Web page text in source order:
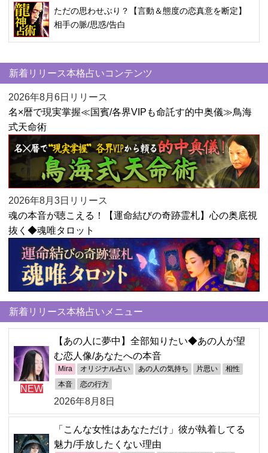
ただの思わせぶり？【言動＆態度の恋真意を断定】
相手の脈/思惑/告白
新着リリース本格占いコンテンツ
2026年8月6日リリース
名×暦で現実掌握≪国賓/各界VIPも命託す的中奥儀≫鳥海
式天命術
2026年8月3日リリース
魂の本音が聴こえる！【運命結びの奇跡霊札】心の奥底視
抜く◆魂唯タロット
新着リリース本格占いメニュー
NEW
【あの人に夢中】全部知りたい◆あの人が望
む恋人像/あなたへの本音
Mira オリジナル占い あの人の気持ち 片思い 相性
本音 恋の行方
2026年8月8日
「こんな女性はあなただけ」彼が執着してる
魅力/手放したくない理由